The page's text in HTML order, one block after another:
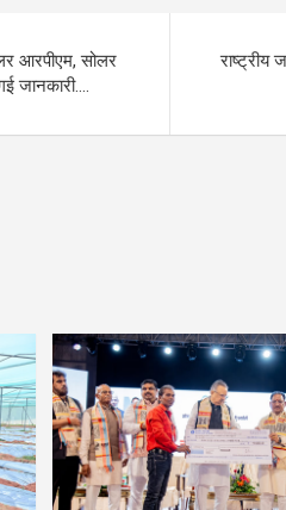
n
k
आरपीएम, सोलर
जानकारी….
राष्ट्रीय